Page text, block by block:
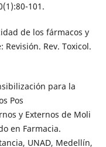
101.
de los fármacos y
Rev. Toxicol.
para la
Pos
y Externos de Moli
en Farmacia.
UNAD, Medellín,